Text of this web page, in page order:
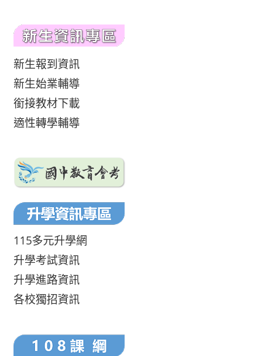
新生報到資訊
新生始業輔導
銜接教材下載
適性轉學輔導
115多元升學網
升學考試資訊
升學進路資訊
各校獨招資訊